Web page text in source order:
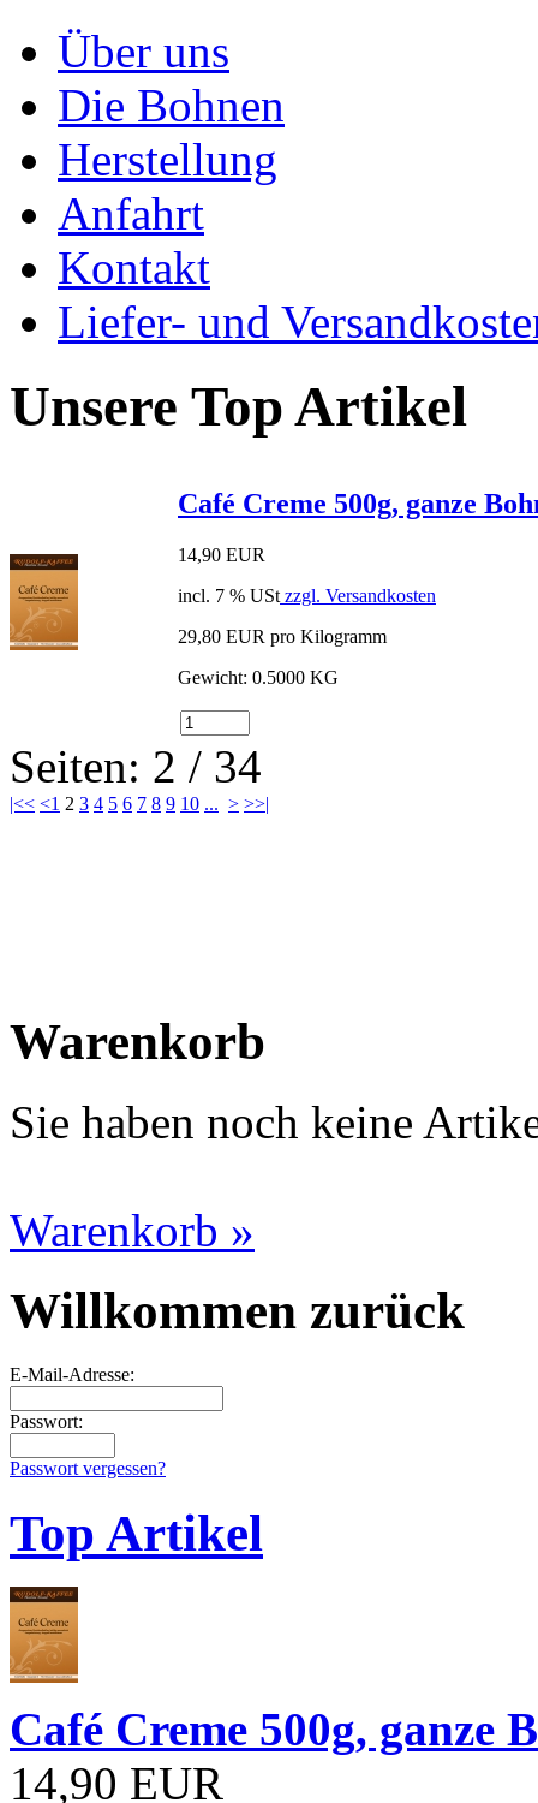
Über uns
Die Bohnen
Herstellung
Anfahrt
Kontakt
Liefer- und
Unsere Top Artikel
Café Creme 500g, ganze
14,90 EUR
incl. 7 % USt zzgl. Versandkosten
29,80 EUR pro Kilogramm
Gewicht: 0.5000 KG
Seiten: 2 / 34
|<< <1 2 3 4 5 6 7 8 9 10 ... > >>|
Warenkorb
Sie haben noch keine
Warenkorb »
Willkommen zurück
E-Mail-Adresse:
Passwort:
Passwort vergessen?
Top Artikel
Café Creme 500g, ganze
14,90 EUR